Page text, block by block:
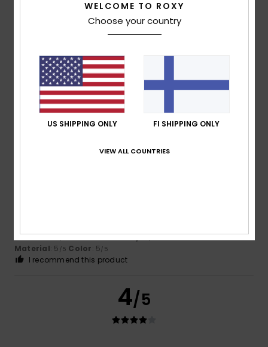
Size
Material
Color
5/5
Comfort: 5 Value for money: 5 Size: Perfect size
Material: 5 /5 Color: 5/5
I recommend this product
4/5
WELCOME TO ROXY
Choose your country
US SHIPPING ONLY FI SHIPPING ONLY
VIEW ALL COUNTRIES